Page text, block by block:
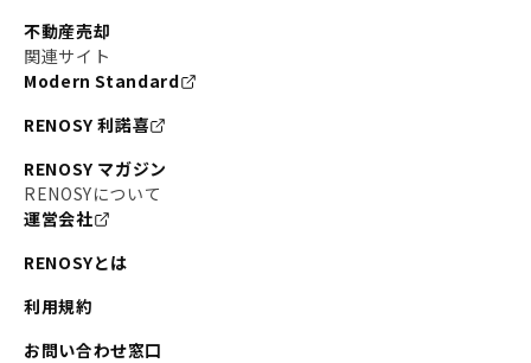
不動産売却
関連サイト
Modern Standard
RENOSY 利諾喜
RENOSY マガジン
RENOSYについて
運営会社
RENOSYとは
利用規約
お問い合わせ窓口